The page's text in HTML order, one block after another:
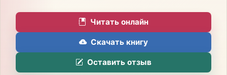
Читать онлайн
Скачать книгу
Оставить отзыв